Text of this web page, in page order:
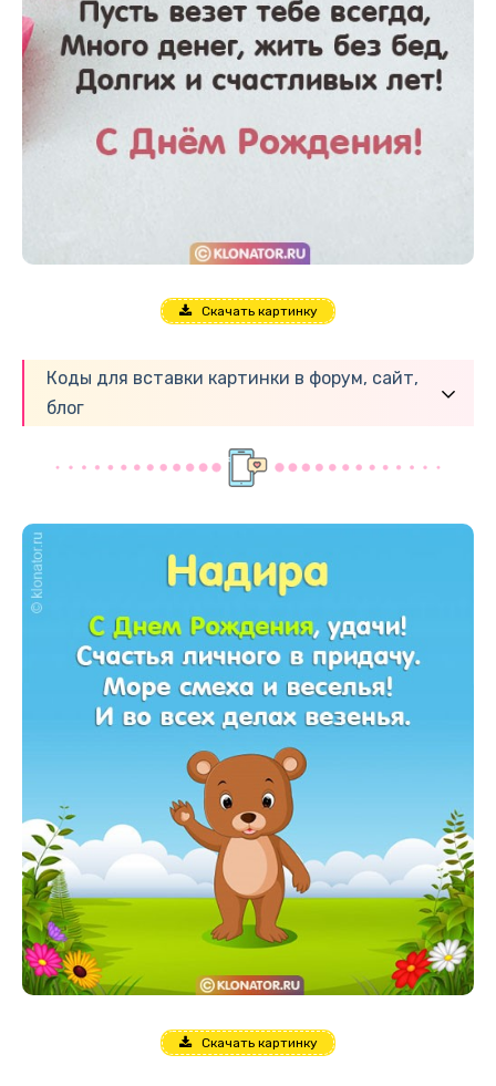
Скачать картинку
Коды для вставки картинки в форум, сайт,
блог
Скачать картинку